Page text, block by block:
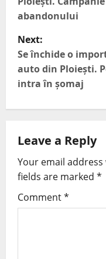
abandonului
Next:
Se închide o
auto din Ploiești.
intra în șomaj
Leave a Reply
Your email
fields are marked *
Comment*